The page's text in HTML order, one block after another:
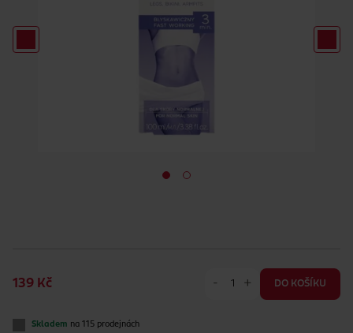
139 Kč - + DO KOŠÍKU
Skladem na 115 prodejnách